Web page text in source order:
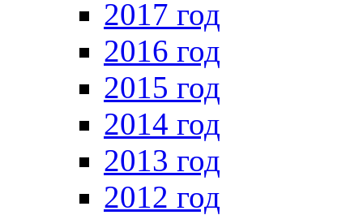
2017 год
2016 год
2015 год
2014 год
2013 год
2012 год